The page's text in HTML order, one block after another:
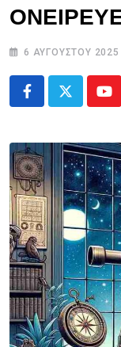
6 ΑΥΓΟΎΣΤΟΥ 2025